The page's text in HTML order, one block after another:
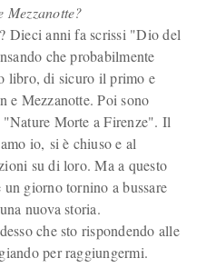
Mezzanotte?
Dieci anni fa scrissi "Dio del
che probabilmente
libro, di sicuro il primo e
e Mezzanotte. Poi sono
Morte a Firenze". Il
io, si è chiuso e al
su di loro. Ma a questo
giorno tornino a bussare
nuova storia.
che sto rispondendo alle
per raggiungermi.